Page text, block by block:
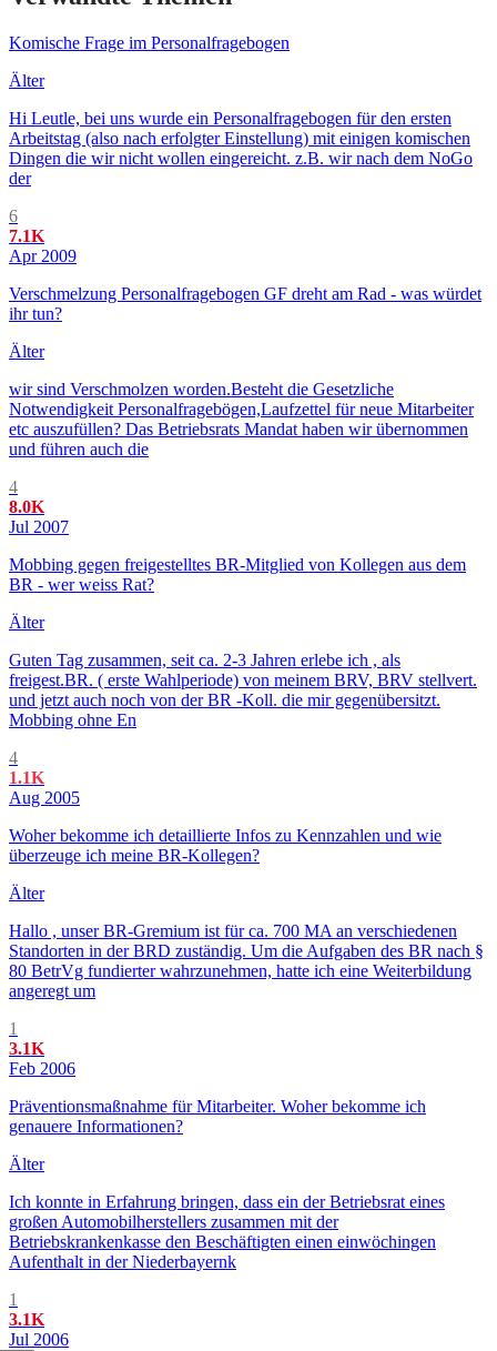
Komische Frage im Personalfragebogen
Älter
Hi Leutle, bei uns wurde ein Personalfragebogen für den ersten
Arbeitstag (also nach erfolgter Einstellung) mit einigen komischen
Dingen die wir nicht wollen eingereicht. z.B. wir nach dem NoGo
der
6
7.1K
Apr 2009
Verschmelzung Personalfragebogen GF dreht am Rad - was würdet
ihr tun?
Älter
wir sind Verschmolzen worden.Besteht die Gesetzliche
Notwendigkeit Personalfragebögen,Laufzettel für neue Mitarbeiter
etc auszufüllen? Das Betriebsrats Mandat haben wir übernommen
und führen auch die
4
8.0K
Jul 2007
Mobbing gegen freigestelltes BR-Mitglied von Kollegen aus dem
BR - wer weiss Rat?
Älter
Guten Tag zusammen, seit ca. 2-3 Jahren erlebe ich , als
freigest.BR. ( erste Wahlperiode) von meinem BRV, BRV stellvert.
und jetzt auch noch von der BR -Koll. die mir gegenübersitzt.
Mobbing ohne En
4
1.1K
Aug 2005
Woher bekomme ich detaillierte Infos zu Kennzahlen und wie
überzeuge ich meine BR-Kollegen?
Älter
Hallo , unser BR-Gremium ist für ca. 700 MA an verschiedenen
Standorten in der BRD zuständig. Um die Aufgaben des BR nach §
80 BetrVg fundierter wahrzunehmen, hatte ich eine Weiterbildung
angeregt um
1
3.1K
Feb 2006
Präventionsmaßnahme für Mitarbeiter. Woher bekomme ich
genauere Informationen?
Älter
Ich konnte in Erfahrung bringen, dass ein der Betriebsrat eines
großen Automobilherstellers zusammen mit der
Betriebskrankenkasse den Beschäftigten einen einwöchingen
Aufenthalt in der Niederbayernk
1
3.1K
Jul 2006